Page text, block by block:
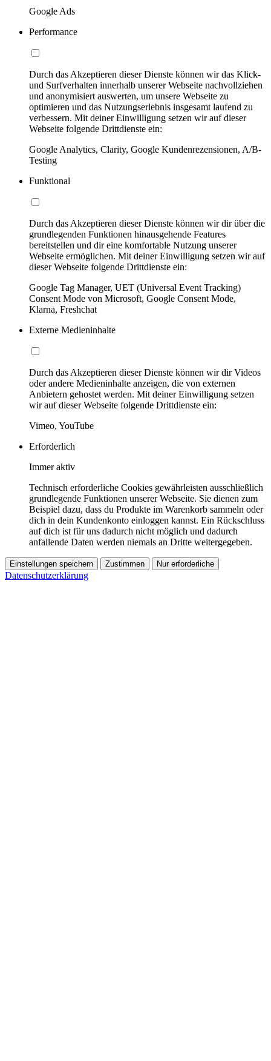
Google Ads
Performance
Durch das Akzeptieren dieser Dienste können wir das Klick-
und Surfverhalten innerhalb unserer Webseite nachvollziehen
und anonymisiert auswerten, um unsere Webseite zu
optimieren und das Nutzungserlebnis insgesamt laufend zu
verbessern. Mit deiner Einwilligung setzen wir auf dieser
Webseite folgende Drittdienste ein:
Google Analytics, Clarity, Google Kundenrezensionen, A/B-
Testing
Funktional
Durch das Akzeptieren dieser Dienste können wir dir über die
grundlegenden Funktionen hinausgehende Features
bereitstellen und dir eine komfortable Nutzung unserer
Webseite ermöglichen. Mit deiner Einwilligung setzen wir auf
dieser Webseite folgende Drittdienste ein:
Google Tag Manager, UET (Universal Event Tracking)
Consent Mode von Microsoft, Google Consent Mode,
Klarna, Freshchat
Externe Medieninhalte
Durch das Akzeptieren dieser Dienste können wir dir Videos
oder andere Medieninhalte anzeigen, die von externen
Anbietern gehostet werden. Mit deiner Einwilligung setzen
wir auf dieser Webseite folgende Drittdienste ein:
Vimeo, YouTube
Erforderlich
Immer aktiv
Technisch erforderliche Cookies gewährleisten ausschließlich
grundlegende Funktionen unserer Webseite. Sie dienen zum
Beispiel dazu, dass du Produkte im Warenkorb sammeln oder
dich in dein Kundenkonto einloggen kannst. Ein Rückschluss
auf dich ist für uns dadurch nicht möglich und dadurch
anfallende Daten werden niemals an Dritte weitergegeben.
Einstellungen speichern Zustimmen Nur erforderliche
Datenschutzerklärung